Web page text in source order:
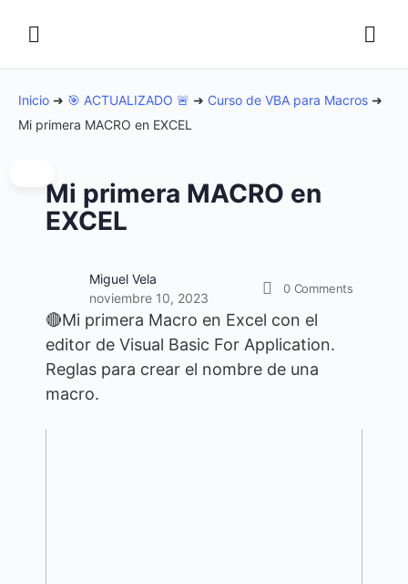
Inicio ➜ 🎯 ACTUALIZADO 🚨 ➜ Curso de VBA para Macros ➜
Mi primera MACRO en EXCEL
Mi primera MACRO en
EXCEL
Miguel Vela
noviembre 10, 2023
0 Comments
🔴Mi primera Macro en Excel con el
editor de Visual Basic For Application.
Reglas para crear el nombre de una
macro.